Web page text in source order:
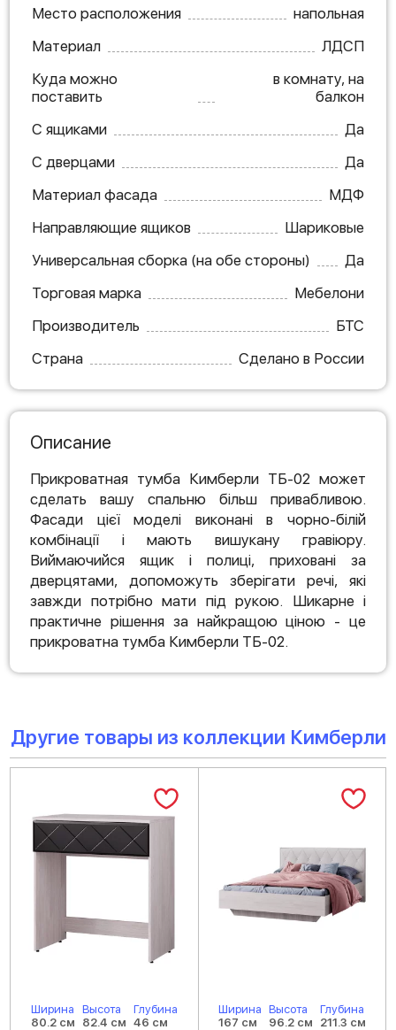
Место расположения
напольная
Материал
ЛДСП
Куда можно
поставить
в комнату, на
балкон
С ящиками
Да
С дверцами
Да
Материал фасада
МДФ
Направляющие ящиков
Шариковые
Универсальная сборка (на обе стороны)
Да
Торговая марка
Мебелони
Производитель
БТС
Страна
Сделано в России
Описание
Прикроватная тумба Кимберли ТБ-02 может
сделать вашу спальню більш привабливою.
Фасади цієї моделі виконані в чорно-білій
комбінації і мають вишукану гравіюру.
Виймаючийся ящик і полиці, приховані за
дверцятами, допоможуть зберігати речі, які
завжди потрібно мати під рукою. Шикарне і
практичне рішення за найкращою ціною - це
прикроватна тумба Кимберли ТБ-02.
Другие товары из коллекции Кимберли
Ширина
80.2 см
Высота
82.4 см
Глубина
46 см
Ширина
167 см
Высота
96.2 см
Глубина
211.3 см